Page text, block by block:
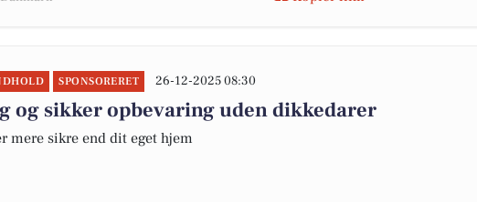
SPONSORERET 26-12-2025 08:30
og sikker opbevaring uden dikkedarer
mere sikre end dit eget hjem